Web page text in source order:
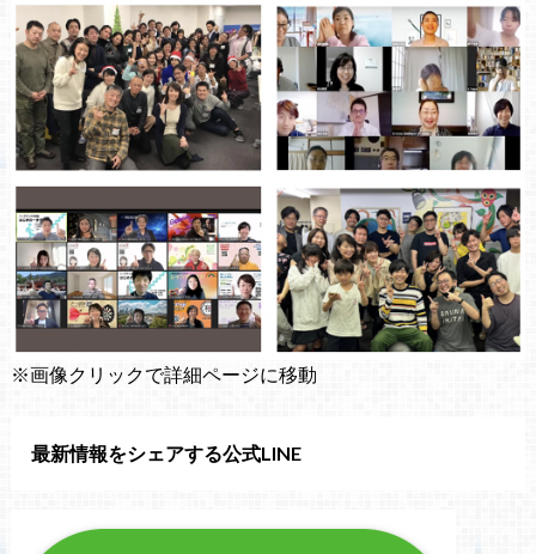
※画像クリックで詳細ページに移動
最新情報をシェアする公式LINE